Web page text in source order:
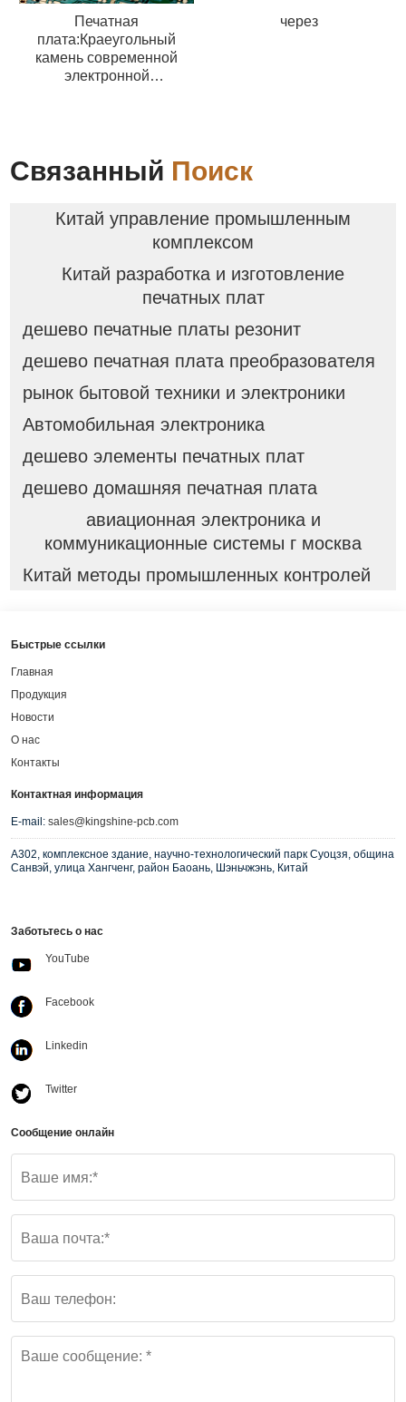
Печатная
плата:Краеугольный
камень современной
электронной
через
Связанный Поиск
Китай управление промышленным
комплексом
Китай разработка и изготовление
печатных плат
дешево печатные платы резонит
дешево печатная плата преобразователя
рынок бытовой техники и электроники
Автомобильная электроника
дешево элементы печатных плат
дешево домашняя печатная плата
авиационная электроника и
коммуникационные системы г москва
Китай методы промышленных контролей
Быстрые ссылки
Главная
Продукция
Новости
О нас
Контакты
Контактная информация
E-mail: sales@kingshine-pcb.com
A302, комплексное здание, научно-технологический парк Суоцзя, община
Санвэй, улица Хангченг, район Баоань, Шэньчжэнь, Китай
Заботьтесь о нас
YouTube
Facebook
Linkedin
Twitter
Сообщение онлайн